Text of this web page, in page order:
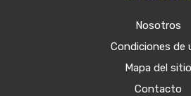
Nosotros
Condiciones de
Mapa del sitio
Contacto